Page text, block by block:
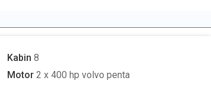
Kabin 8
Motor2 x 400 hp volvo penta